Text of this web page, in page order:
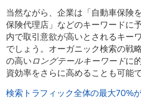
当然ながら、企業は「自動車保険
保険代理店」などのキーワードに
内で取引意欲が高いとされるキー
でしょう。オーガニック検索の戦
の高いロングテールキーワードに
資効率をさらに高めることも可能で
検索トラフィック全体の最大70%